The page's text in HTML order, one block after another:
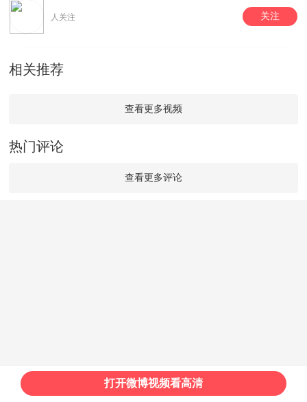
人关注 关注
相关推荐
查看更多视频
热门评论
查看更多评论
打开微博视频看高清